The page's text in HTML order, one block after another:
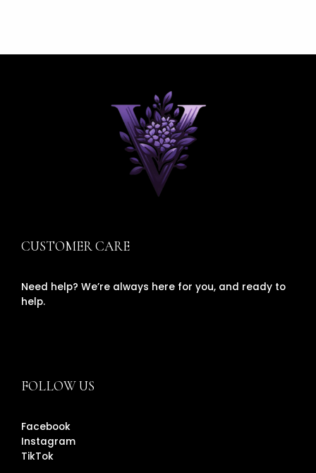
CUSTOMER CARE
Need help? We’re always here for you, and ready to
help.
FOLLOW US
Facebook
Instagram
TikTok